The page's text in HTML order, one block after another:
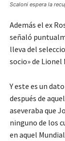
Scaloni espera la
Además el ex
señaló
lleva del
socio» de Lionel
Y este es un
después de
aseveraba que
ninguno de los
en aquel